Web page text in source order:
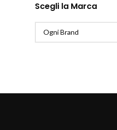
Scegli la Marca